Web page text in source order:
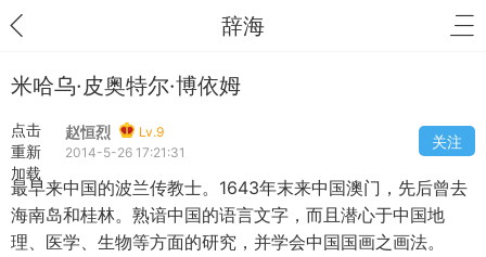
辞海
米哈乌·皮奥特尔·博依姆
点击
重新
加载
赵恒烈
Lv.9
2014-5-26 17:21:31
关注
最早来中国的波兰传教士。1643年末来中国澳门，先后曾去
海南岛和桂林。熟谙中国的语言文字，而且潜心于中国地
理、医学、生物等方面的研究，并学会中国国画之画法。